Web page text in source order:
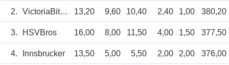
2. VictoriaBitter 13,20 9,60 10,40 2,40 1,00 380,20
3. HSVBros 16,00 8,00 11,50 4,00 1,50 377,50
4. Innsbrucker 13,50 5,00 5,50 2,00 2,00 376,00